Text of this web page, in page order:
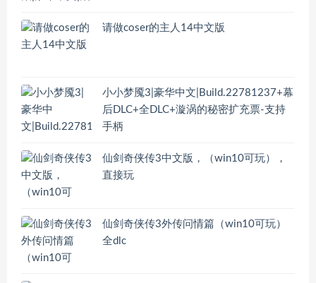
请做coser的主人14中文版
小小梦魇3|豪华中文|Build.22781237+幕
后DLC+全DLC+漩涡的秘密扩充票-支持
手柄
仙剑奇侠传3中文版，（win10可玩），
直接玩
仙剑奇侠传3外传问情篇（win10可玩）
全dlc